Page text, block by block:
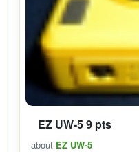
EZ UW-5 9 pts
about EZ UW-5